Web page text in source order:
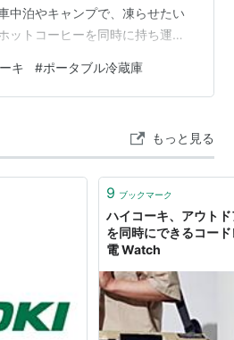
中泊やキャンプで、凍らせたい
ットコーヒーを同時に持ち運べ
れるのが、日本のトップ電動工
（HiKOKI）が放った怪物マシ
に『便利な機能をブラッシュアッ
プモデルなんだわ。 ネットのク
キ #ポータブル冷蔵庫
もっと見る
9 ブックマーク
ハイコーキ、アウト
を同時にできるコー
電 Watch